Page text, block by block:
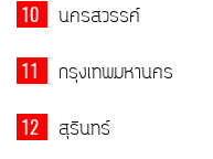
10 นครสวรรค์
11 กรุงเทพมหานคร
12 สุรินทร์